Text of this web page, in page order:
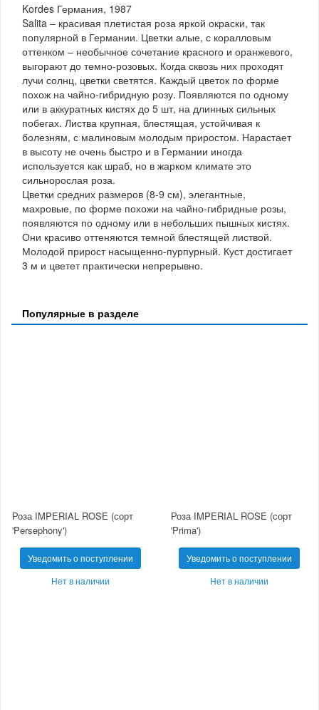
Kordes Германия, 1987
Salita – красивая плетистая роза яркой окраски, так
популярной в Германии. Цветки алые, с коралловым
оттенком – необычное сочетание красного и оранжевого,
выгорают до темно-розовых. Когда сквозь них проходят
лучи солнц, цветки светятся. Каждый цветок по форме
похож на чайно-гибридную розу. Появляются по одному
или в аккуратных кистях до 5 шт, на длинных сильных
побегах. Листва крупная, блестящая, устойчивая к
болезням, с малиновым молодым приростом. Нарастает
в высоту не очень быстро и в Германии иногда
используется как шраб, но в жарком климате это
сильнорослая роза.
Цветки средних размеров (8-9 см), элегантные,
махровые, по форме похожи на чайно-гибридные розы,
появляются по одному или в небольших пышных кистях.
Они красиво оттеняются темной блестящей листвой.
Молодой прирост насыщенно-пурпурный. Куст достигает
3 м и цветет практически непрерывно.
Популярные в разделе
Роза IMPERIAL ROSE (сорт
'Persephony')
Уведомить о поступлении
Нет в наличии
Роза IMPERIAL ROSE (сорт
'Prima')
Уведомить о поступлении
Нет в наличии